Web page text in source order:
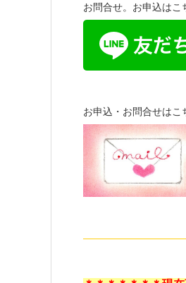
お問合せ。お申込はこ
お申込・お問合せはこ